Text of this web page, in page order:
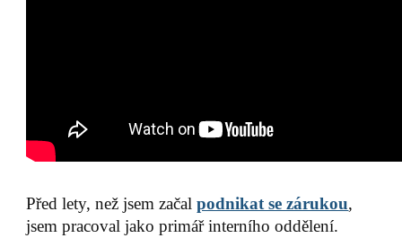
Před lety, než jsem začalpodnikat se zárukou,
jsem pracoval jako primář interního oddělení.